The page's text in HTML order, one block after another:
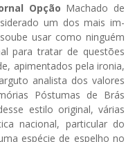
Opção Machado de
um dos mais im­
usar como ninguém
para tratar de questões
apimentados pela ironia,
analista dos valores
Póstumas de Brás
estilo original, várias
nacional, particular do
espécie de espelho no